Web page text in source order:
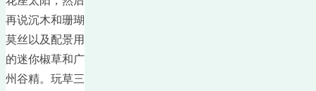
再说沉木和珊瑚
莫丝以及配景用
的迷你椒草和广
州谷精。玩草三